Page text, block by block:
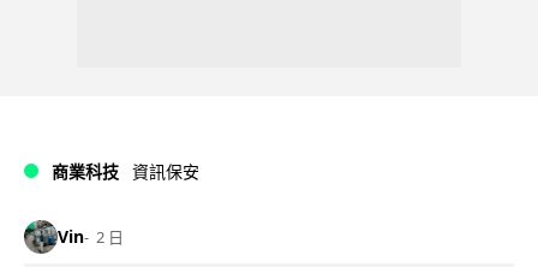
商業科技 資訊保安
Vin 2 日